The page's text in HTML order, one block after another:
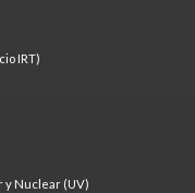
IRT)
y Nuclear (UV)